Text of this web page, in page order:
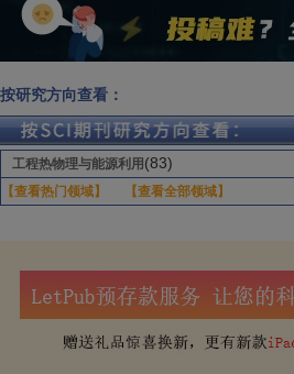
按研究方向查看：
工程热物理与能源利用 (83)
【查看热门领域】 【查看全部领域】